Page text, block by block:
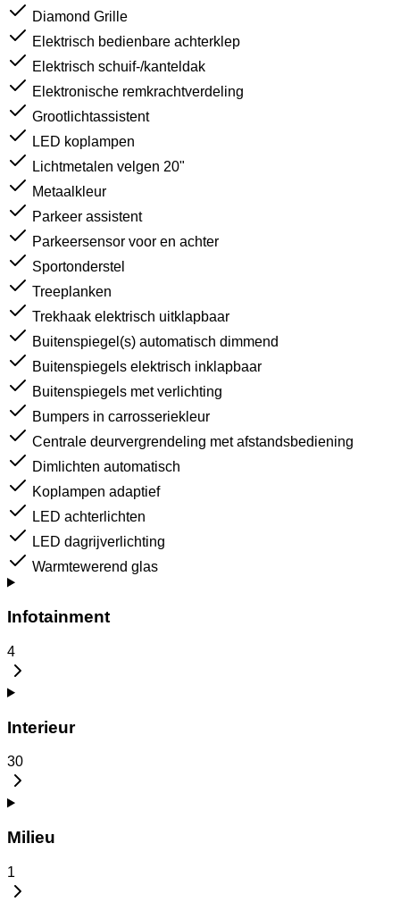
Diamond Grille
Elektrisch bedienbare achterklep
Elektrisch schuif-/kanteldak
Elektronische remkrachtverdeling
Grootlichtassistent
LED koplampen
Lichtmetalen velgen 20"
Metaalkleur
Parkeer assistent
Parkeersensor voor en achter
Sportonderstel
Treeplanken
Trekhaak elektrisch uitklapbaar
Buitenspiegel(s) automatisch dimmend
Buitenspiegels elektrisch inklapbaar
Buitenspiegels met verlichting
Bumpers in carrosseriekleur
Centrale deurvergrendeling met afstandsbediening
Dimlichten automatisch
Koplampen adaptief
LED achterlichten
LED dagrijverlichting
Warmtewerend glas
Infotainment
4
Interieur
30
Milieu
1